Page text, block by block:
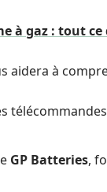
à gaz : tout ce
aidera à
GP Batteries,